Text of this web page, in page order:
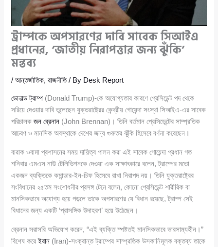
ট্রাম্পকে অপসারণের দাবি সাবেক সিআইএ
প্রধানের, ‘জাতীয় নিরাপত্তার জন্য ঝুঁকি’
মন্তব্য
/আন্তর্জাতিক,রাজনীতি/ By Desk Report
ডোনাল্ড ট্রাম্প (Donald Trump)-কে অযোগ্যতার কারণে প্রেসিডেন্ট পদ থেকে
সরিয়ে দেওয়ার দাবি তুলেছেন যুক্তরাষ্ট্রের কেন্দ্রীয় গোয়েন্দা সংস্থা সিআইএ-এর সাবেক
পরিচালকজন ব্রেনান (John Brennan)। তিনি বর্তমান প্রেসিডেন্টের সাম্প্রতিক
আচরণ ও মানসিক অবস্থাকে দেশের জন্য গুরুতর ঝুঁকি হিসেবে বর্ণনা করেছেন।
বারাক ওবামা প্রশাসনের সময় দায়িত্ব পালন করা এই সাবেক গোয়েন্দা প্রধান গত
শনিবার এমএস নাউ টেলিভিশনকে দেওয়া এক সাক্ষাৎকারে বলেন, ট্রাম্পের মতো
একজন ব্যক্তিকে কমান্ডার-ইন-চিফ হিসেবে রাখা নিরাপদ নয়। তিনি যুক্তরাষ্ট্রের
সংবিধানের ২৫তম সংশোধনীর প্রসঙ্গ টেনে বলেন, কোনো প্রেসিডেন্ট শারীরিক বা
মানসিকভাবে অযোগ্য হয়ে পড়লে তাকে অপসারণের যে বিধান রয়েছে, ট্রাম্প সেই
বিধানের জন্য একটি ‘প্রাসঙ্গিক উদাহরণ’ হয়ে উঠেছেন।
ব্রেনান সরাসরি অভিযোগ করেন, “এই ব্যক্তি স্পষ্টতই মানসিকভাবে ভারসাম্যহীন।”
বিশেষ করেইরান (Iran)-সংক্রান্ত ট্রাম্পের সাম্প্রতিক উসকানিমূলক বক্তব্য তাকে